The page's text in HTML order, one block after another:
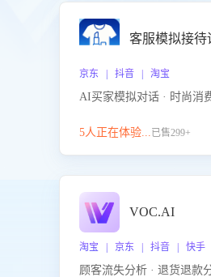
客服模拟接待
京东 | 抖音 | 淘宝
AI买家模拟对话 · 时尚消
5人正在体验...已售299+
VOC.AI
淘宝 | 京东 | 抖音 | 快手
顾客流失分析 · 退货退款